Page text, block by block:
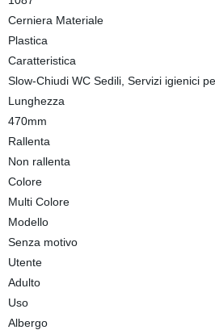
Cerniera Materiale
Plastica
Caratteristica
Slow-Chiudi WC Sedili, Servizi igienici
Lunghezza
470mm
Rallenta
Non rallenta
Colore
Multi Colore
Modello
Senza motivo
Utente
Adulto
Uso
Albergo